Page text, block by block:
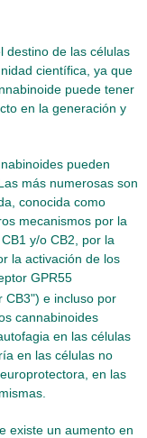
destino de las células
científica, ya que
puede tener
en la generación y
pueden
más numerosas son
conocida como
mecanismos por la
y/o CB2, por la
la activación de los
GPR55
CB3") e incluso por
cannabinoides
en las células
en las células no
en las
existe un aumento en